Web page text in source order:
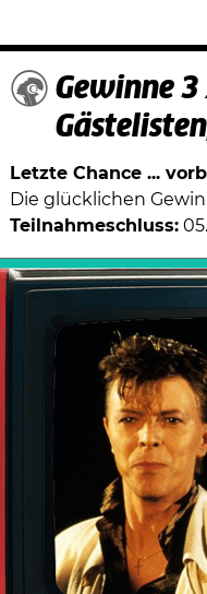
Gewinne 3
Letzte Chance ...
Die glücklichen
Teilnahmeschluss: